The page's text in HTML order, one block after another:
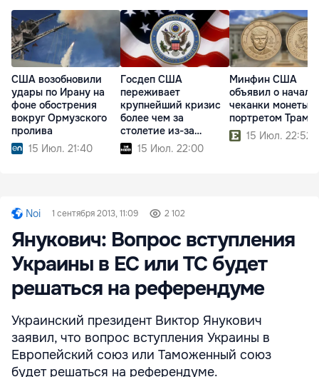
США возобновили
удары по Ирану на
фоне обострения
вокруг Ормузского
пролива
15 Июл. 21:40
Госдеп США
переживает
крупнейший кризис
более чем за
столетие из-за
реформ Трампа
15 Июл. 22:00
Минфин США
объявил о начале
чеканки монеты с
портретом
15 Июл. 22:52
Noi 1 сентября 2013, 11:09 2 102
Янукович: Вопрос вступления
Украины в ЕС или ТС будет
решаться на референдуме
Украинский президент Виктор Янукович
заявил, что вопрос вступления Украины в
Европейский союз или Таможенный союз
будет решаться на референдуме.